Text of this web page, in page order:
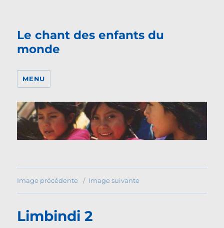
Le chant des enfants du
monde
MENU
Image précédente Image suivante
Limbindi 2